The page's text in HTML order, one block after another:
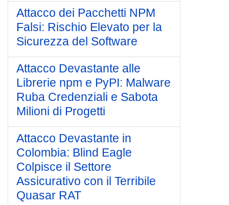
Attacco dei Pacchetti NPM
Falsi: Rischio Elevato per la
Sicurezza del Software
Attacco Devastante alle
Librerie npm e PyPI: Malware
Ruba Credenziali e Sabota
Milioni di Progetti
Attacco Devastante in
Colombia: Blind Eagle
Colpisce il Settore
Assicurativo con il Terribile
Quasar RAT